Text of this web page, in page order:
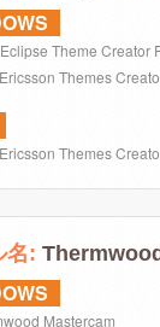
Theme Creator
Themes
Themes
名:
Mastercam